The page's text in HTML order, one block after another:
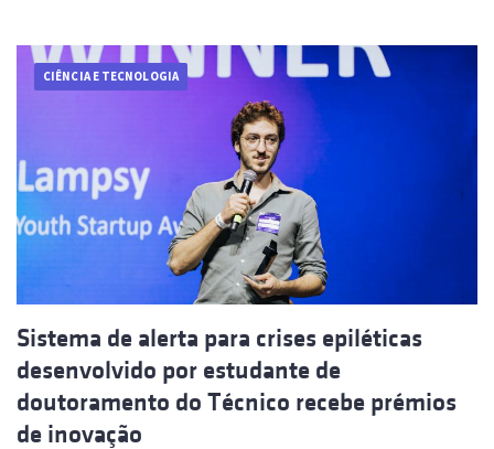
CIÊNCIA E TECNOLOGIA
Sistema de alerta para crises epiléticas
desenvolvido por estudante de
doutoramento do Técnico recebe prémios
de inovação